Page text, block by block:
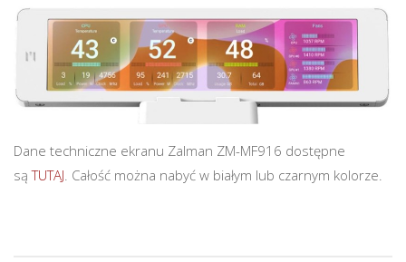
Dane techniczne ekranu Zalman ZM-MF916 dostępne
sąTUTAJ . Całość można nabyć w białym lub czarnym kolorze.